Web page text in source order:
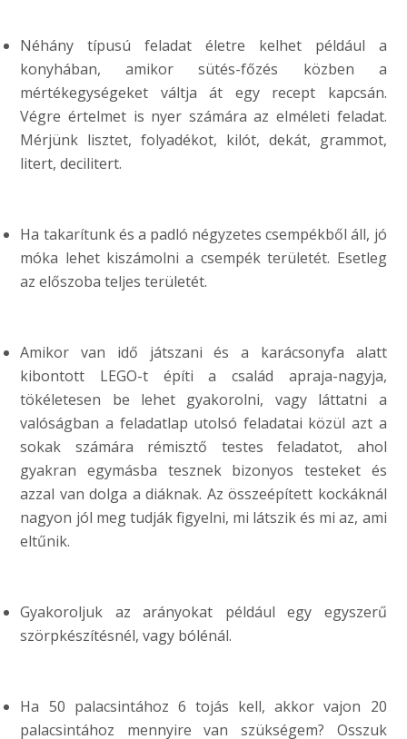
Néhány típusú feladat életre kelhet például a
konyhában, amikor sütés-főzés közben a
mértékegységeket váltja át egy recept kapcsán.
Végre értelmet is nyer számára az elméleti feladat.
Mérjünk lisztet, folyadékot, kilót, dekát, grammot,
litert, decilitert.
Ha takarítunk és a padló négyzetes csempékből áll, jó
móka lehet kiszámolni a csempék területét. Esetleg
az előszoba teljes területét.
Amikor van idő játszani és a karácsonyfa alatt
kibontott LEGO-t építi a család apraja-nagyja,
tökéletesen be lehet gyakorolni, vagy láttatni a
valóságban a feladatlap utolsó feladatai közül azt a
sokak számára rémisztő testes feladatot, ahol
gyakran egymásba tesznek bizonyos testeket és
azzal van dolga a diáknak. Az összeépített kockáknál
nagyon jól meg tudják figyelni, mi látszik és mi az, ami
eltűnik.
Gyakoroljuk az arányokat például egy egyszerű
szörpkészítésnél, vagy bólénál.
Ha 50 palacsintához 6 tojás kell, akkor vajon 20
palacsintához mennyire van szükségem? Osszuk